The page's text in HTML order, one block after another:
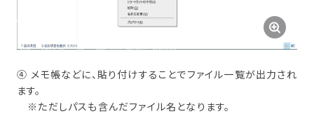
④ メモ帳などに、貼り付けすることでファイル一覧が出力され
ます。
※ただしパスも含んだファイル名となります。